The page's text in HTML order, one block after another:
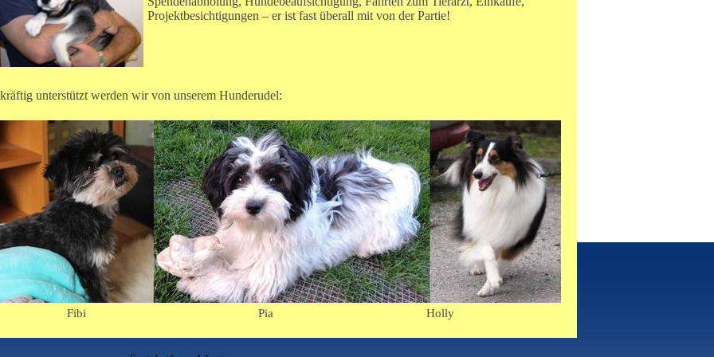
Projektbesichtigungen – er ist fast überall mit von der Partie!
unterstützt werden wir von unserem Hunderudel:
Fibi Pia Holly